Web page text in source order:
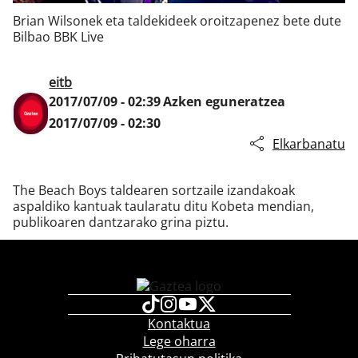
Brian Wilsonek eta taldekideek oroitzapenez bete dute
Bilbao BBK Live
eitb
2017/07/09 - 02:39Azken eguneratzea
2017/07/09 - 02:30
Elkarbanatu
The Beach Boys taldearen sortzaile izandakoak
aspaldiko kantuak taularatu ditu Kobeta mendian,
publikoaren dantzarako grina piztu.
Kontaktua
Lege oharra